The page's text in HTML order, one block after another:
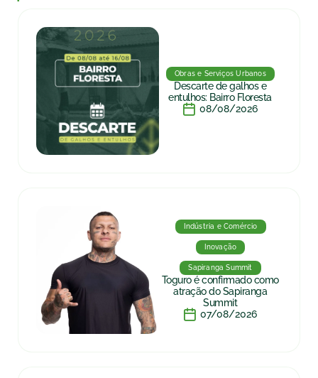
Obras e Serviços Urbanos
Descarte de galhos e
entulhos: Bairro Floresta
08/08/2026
Indústria e Comércio
Inovação
Sapiranga Summit
Toguro é confirmado como
atração do Sapiranga
Summit
07/08/2026